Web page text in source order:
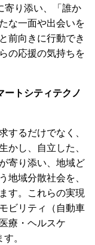
寄り添い、「誰か
な一面や出会いを
前向きに行動でき
の応援の気持ちを
ートシティテクノ
るだけでなく、
し、自立した、
寄り添い、地域ど
地域分散社会を、
す。これらの実現
ビリティ（自動車
療・ヘルスケ
。